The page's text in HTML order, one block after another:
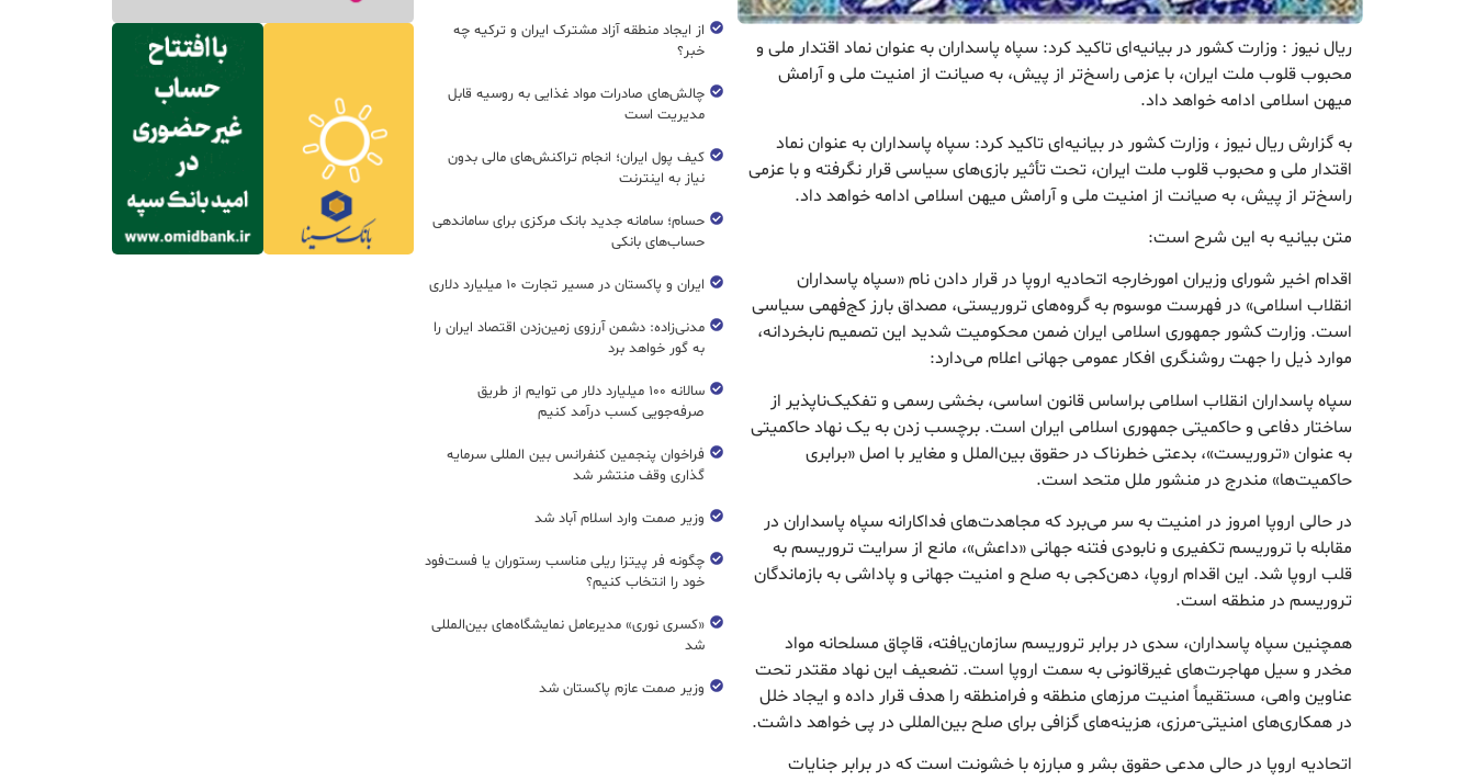
ریال نیوز : وزارت کشور در بیانیه‌ای تاکید کرد: سپاه پاسداران به عنوان نماد اقتدار ملی و
محبوب قلوب ملت ایران، با عزمی راسخ‌تر از پیش، به صیانت از امنیت ملی و آرامش
میهن اسلامی ادامه خواهد داد.
به گزارش ریال نیوز ، وزارت کشور در بیانیه‌ای تاکید کرد: سپاه پاسداران به عنوان نماد
اقتدار ملی و محبوب قلوب ملت ایران، تحت تأثیر بازی‌های سیاسی قرار نگرفته و با عزمی
راسخ‌تر از پیش، به صیانت از امنیت ملی و آرامش میهن اسلامی ادامه خواهد داد.
متن بیانیه به این شرح است:
اقدام اخیر شورای وزیران امورخارجه اتحادیه اروپا در قرار دادن نام «سپاه پاسداران
انقلاب اسلامی» در فهرست موسوم به گروه‌های تروریستی، مصداق بارز کج‌فهمی سیاسی
است. وزارت کشور جمهوری اسلامی ایران ضمن محکومیت شدید این تصمیم نابخردانه،
موارد ذیل را جهت روشنگری افکار عمومی جهانی اعلام می‌دارد:
سپاه پاسداران انقلاب اسلامی براساس قانون اساسی، بخشی رسمی و تفکیک‌ناپذیر از
ساختار دفاعی و حاکمیتی جمهوری اسلامی ایران است. برچسب زدن به یک نهاد حاکمیتی
به عنوان «تروریست»، بدعتی خطرناک در حقوق بین‌الملل و مغایر با اصل «برابری
حاکمیت‌ها» مندرج در منشور ملل متحد است.
در حالی اروپا امروز در امنیت به سر می‌برد که مجاهدت‌های فداکارانه سپاه پاسداران در
مقابله با تروریسم تکفیری و نابودی فتنه جهانی «داعش»، مانع از سرایت تروریسم به
قلب اروپا شد. این اقدام اروپا، دهن‌کجی به صلح و امنیت جهانی و پاداشی به بازماندگان
تروریسم در منطقه است.
همچنین سپاه پاسداران، سدی در برابر تروریسم سازمان‌یافته، قاچاق مسلحانه مواد
مخدر و سیل مهاجرت‌های غیرقانونی به سمت اروپا است. تضعیف این نهاد مقتدر تحت
عناوین واهی، مستقیماً امنیت مرزهای منطقه و فرامنطقه را هدف قرار داده و ایجاد خلل
در همکاری‌های امنیتی-مرزی، هزینه‌های گزافی برای صلح بین‌المللی در پی خواهد داشت.
اتحادیه اروپا در حالی مدعی حقوق بشر و مبارزه با خشونت است که در برابر جنایات
از ایجاد منطقه آزاد مشترک ایران و ترکیه چه
خبر؟
چالش‌های صادرات مواد غذایی به روسیه قابل
مدیریت است
کیف پول ایران؛ انجام تراکنش‌های مالی بدون
نیاز به اینترنت
حسام؛ سامانه جدید بانک مرکزی برای ساماندهی
حساب‌های بانکی
ایران و پاکستان در مسیر تجارت ۱۰ میلیارد دلاری
مدنی‌زاده: دشمن آرزوی زمین‌زدن اقتصاد ایران را
به گور خواهد برد
سالانه ۱۰۰ میلیارد دلار می توایم از طریق
صرفه‌جویی کسب درآمد کنیم
فراخوان پنجمین کنفرانس بین المللی سرمایه
گذاری وقف منتشر شد
وزیر صمت وارد اسلام آباد شد
چگونه فر پیتزا ریلی مناسب رستوران یا فست‌فود
خود را انتخاب کنیم؟
«کسری نوری» مدیرعامل نمایشگاه‌های بین‌المللی
شد
وزیر صمت عازم پاکستان شد